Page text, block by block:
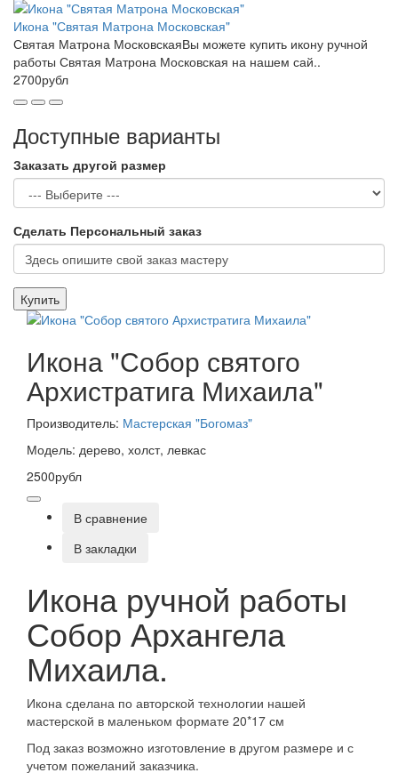
Икона "Святая Матрона Московская"
Святая Матрона МосковскаяВы можете купить икону ручной
работы Святая Матрона Московская на нашем сай..
2700рубл
Доступные варианты
Заказать другой размер
Сделать Персональный заказ
Купить
Икона "Собор святого
Архистратига Михаила"
Производитель: Мастерская "Богомаз"
Модель: дерево, холст, левкас
2500рубл
В сравнение
В закладки
Икона ручной работы
Собор Архангела
Михаила.
Икона сделана по авторской технологии нашей
мастерской в маленьком формате 20*17 см
Под заказ возможно изготовление в другом размере и с
учетом пожеланий заказчика.